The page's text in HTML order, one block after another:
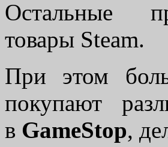
Остальные
товары Steam.
При этом
покупают
в GameStop,